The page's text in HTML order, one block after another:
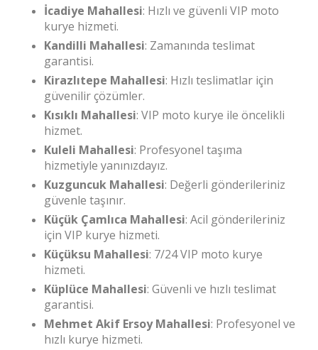
İcadiye Mahallesi: Hızlı ve güvenli VIP moto
kurye hizmeti.
Kandilli Mahallesi: Zamanında teslimat
garantisi.
Kirazlıtepe Mahallesi: Hızlı teslimatlar için
güvenilir çözümler.
Kısıklı Mahallesi: VIP moto kurye ile öncelikli
hizmet.
Kuleli Mahallesi: Profesyonel taşıma
hizmetiyle yanınızdayız.
Kuzguncuk Mahallesi: Değerli gönderileriniz
güvenle taşınır.
Küçük Çamlıca Mahallesi: Acil gönderileriniz
için VIP kurye hizmeti.
Küçüksu Mahallesi: 7/24 VIP moto kurye
hizmeti.
Küplüce Mahallesi: Güvenli ve hızlı teslimat
garantisi.
Mehmet Akif Ersoy Mahallesi: Profesyonel ve
hızlı kurye hizmeti.